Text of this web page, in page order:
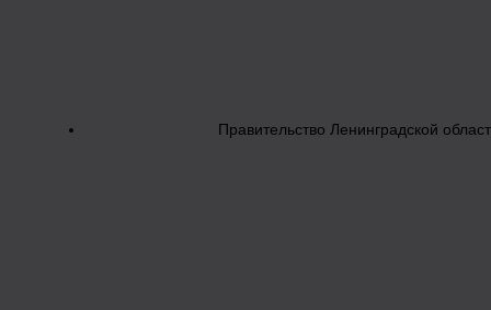
Правительство Ленинградской